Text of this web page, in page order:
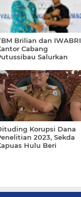
Brilian dan IWABRI
Cabang
Salurkan
BRI
Korupsi Dana
2023, Sekda
Hulu Beri